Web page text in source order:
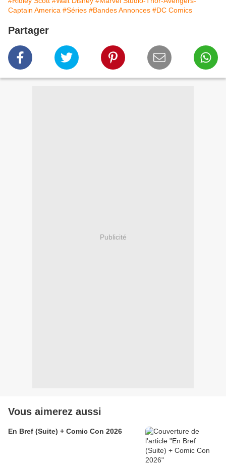
Captain America #Séries #Bandes Annonces #DC Comics
Partager
Publicité
Vous aimerez aussi
En Bref (Suite) + Comic Con 2026